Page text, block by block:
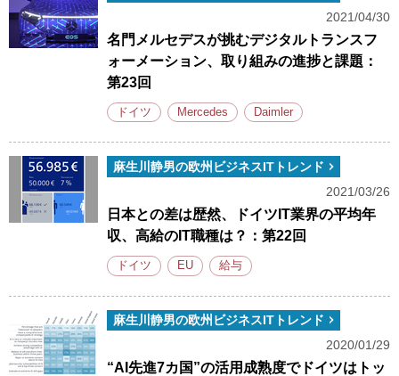
2021/04/30
名門メルセデスが挑むデジタルトランスフ
ォーメーション、取り組みの進捗と課題：
第23回
ドイツ Mercedes Daimler
麻生川静男の欧州ビジネスITトレンド
2021/03/26
日本との差は歴然、ドイツIT業界の平均年
収、高給のIT職種は？：第22回
ドイツ EU 給与
麻生川静男の欧州ビジネスITトレンド
2020/01/29
“AI先進7カ国”の活用成熟度でドイツはトッ